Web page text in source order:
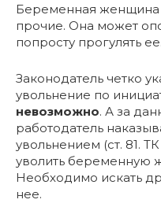
Беременная женщина
прочие. Она может
попросту прогулять ее.
Законодатель четко
увольнение по
невозможно. А за
работодатель
увольнением (ст. 81.
уволить беременную
Необходимо искать
нее.